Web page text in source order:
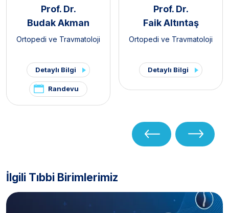
Prof. Dr.
Budak Akman
Ortopedi ve Travmatoloji
Detaylı Bilgi
Randevu
Prof. Dr.
Faik Altıntaş
Ortopedi ve Travmatoloji
Detaylı Bilgi
İlgili Tıbbi Birimlerimiz